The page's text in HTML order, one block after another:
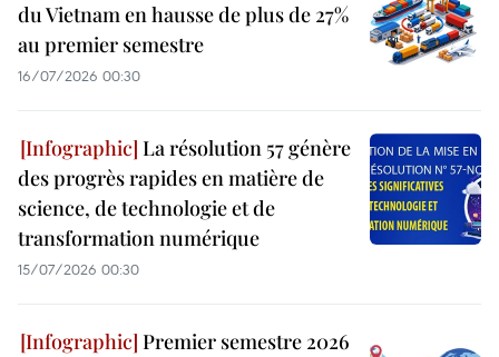
du Vietnam en hausse de plus de 27%
au premier semestre
16/07/2026 00:30
La résolution 57 génère
des progrès rapides en matière de
science, de technologie et de
transformation numérique
15/07/2026 00:30
Premier semestre 2026